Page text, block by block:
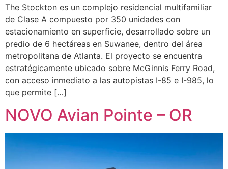
The Stockton es un complejo residencial multifamiliar
de Clase A compuesto por 350 unidades con
estacionamiento en superficie, desarrollado sobre un
predio de 6 hectáreas en Suwanee, dentro del área
metropolitana de Atlanta. El proyecto se encuentra
estratégicamente ubicado sobre McGinnis Ferry Road,
con acceso inmediato a las autopistas I-85 e I-985, lo
que permite […]
NOVO Avian Pointe – OR